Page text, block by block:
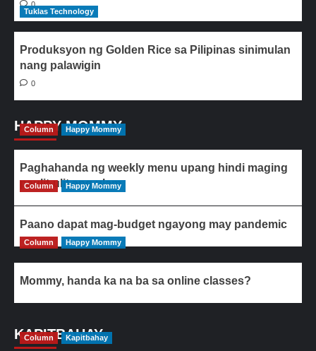
0
Tuklas Technology
Produksyon ng Golden Rice sa Pilipinas sinimulan
nang palawigin
0
HAPPY MOMMY
Column Happy Mommy
Paghahanda ng weekly menu upang hindi maging
paulit-ulit ang ulam
Column Happy Mommy
Paano dapat mag-budget ngayong may pandemic
Column Happy Mommy
Mommy, handa ka na ba sa online classes?
KAPITBAHAY
Column Kapitbahay